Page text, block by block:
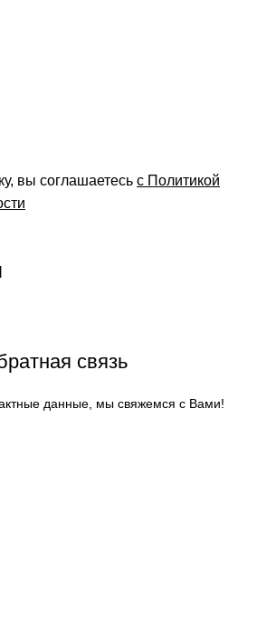
вы соглашаетесь с Политикой
связь
данные, мы свяжемся с Вами!